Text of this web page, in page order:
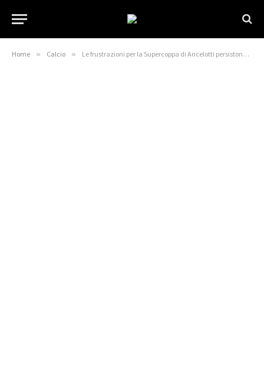
Home » Calcio » Le frustrazioni per la Supercoppa di Ancelotti persistono prima dello scontro di Copa del Rey